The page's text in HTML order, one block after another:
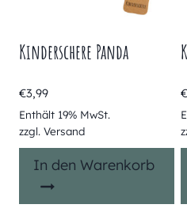
Kinderschere Panda
€3,99
Enthält 19% MwSt.
zzgl. Versand
In den Warenkorb
€